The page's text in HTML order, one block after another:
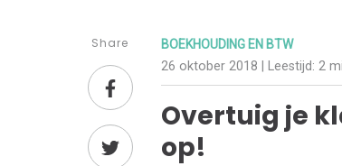
Share BOEKHOUDING EN BTW
26 oktober 2018 | Leestijd:2
Overtuig je
op!